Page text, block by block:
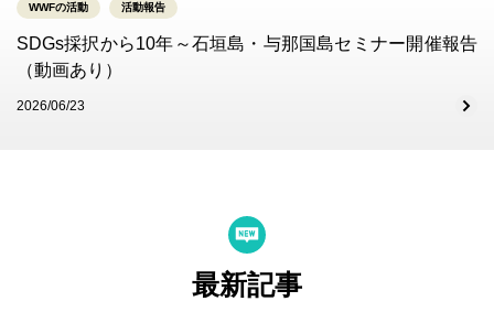
WWFの活動 活動報告
SDGs採択から10年～石垣島・与那国島セミナー開催報告
（動画あり）
2026/06/23
最新記事